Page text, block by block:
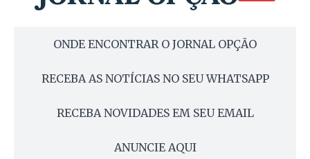
ONDE ENCONTRAR O JORNAL OPÇÃO
RECEBA AS NOTÍCIAS NO SEU WHATSAPP
RECEBA NOVIDADES EM SEU EMAIL
ANUNCIE AQUI